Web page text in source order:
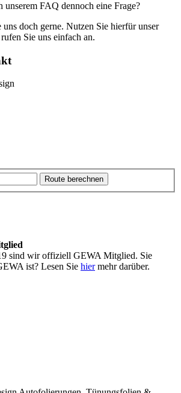
unserem FAQ dennoch eine Frage?
doch gerne. Nutzen Sie hierfür unser
Sie uns einfach an.
Route berechnen
sind wir offiziell GEWA Mitglied. Sie
ist? Lesen Sie hiermehr darüber.